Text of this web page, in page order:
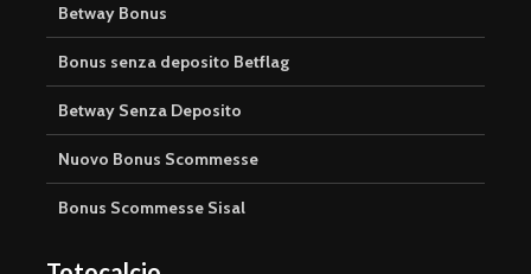
Betway Bonus
Bonus senza deposito Betflag
Betway Senza Deposito
Nuovo Bonus Scommesse
Bonus Scommesse Sisal